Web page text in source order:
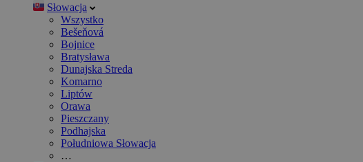
Słowacja
Wszystko
Bešeňová
Bojnice
Bratysława
Dunajska Streda
Komarno
Liptów
Orawa
Pieszczany
Podhajska
Południowa Słowacja
…